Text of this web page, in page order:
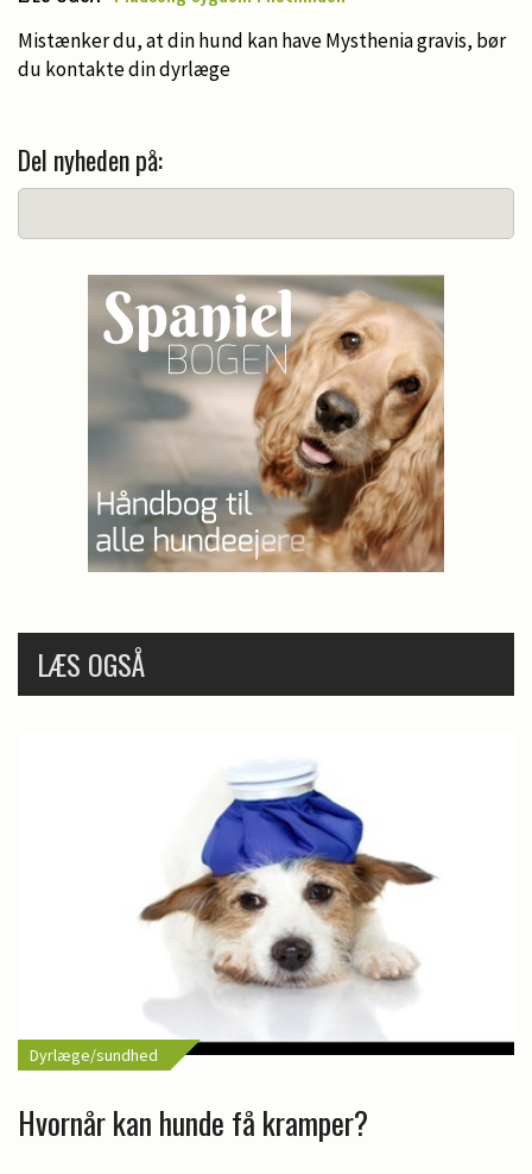
Mistænker du, at din hund kan have Mysthenia gravis, bør
du kontakte din dyrlæge
Del nyheden på:
LÆS OGSÅ
Dyrlæge/sundhed
Hvornår kan hunde få kramper?